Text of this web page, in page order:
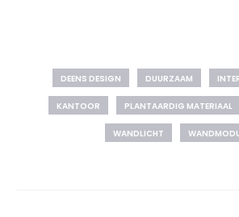
DEENS DESIGN DUURZAAM
KANTOOR PLANTAARDIG MATERIAAL
WANDLICHT